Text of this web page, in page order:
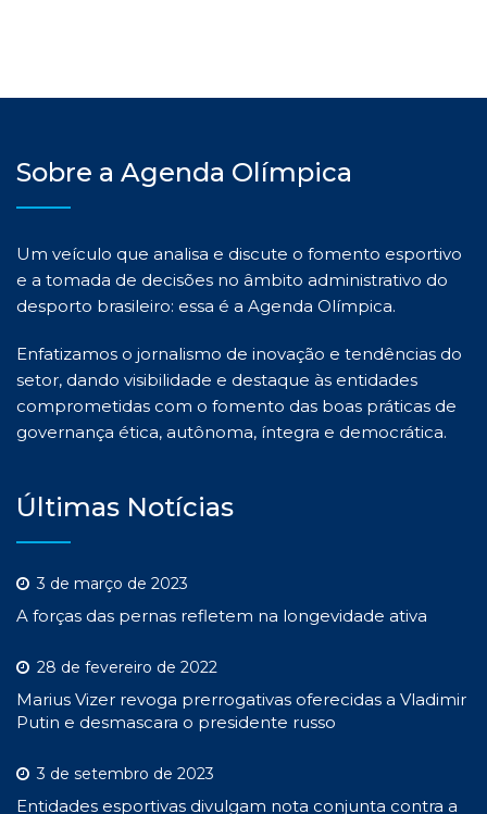
Sobre a Agenda Olímpica
Um veículo que analisa e discute o fomento esportivo
e a tomada de decisões no âmbito administrativo do
desporto brasileiro: essa é a Agenda Olímpica.
Enfatizamos o jornalismo de inovação e tendências do
setor, dando visibilidade e destaque às entidades
comprometidas com o fomento das boas práticas de
governança ética, autônoma, íntegra e democrática.
Últimas Notícias
3 de março de 2023
A forças das pernas refletem na longevidade ativa
28 de fevereiro de 2022
Marius Vizer revoga prerrogativas oferecidas a Vladimir
Putin e desmascara o presidente russo
3 de setembro de 2023
Entidades esportivas divulgam nota conjunta contra a